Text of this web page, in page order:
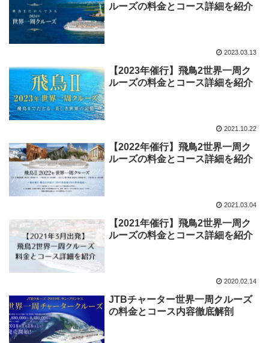
ルーズの料金とコース詳細を紹介
2023.03.13
【2023年催行】飛鳥2世界一周ク
ルーズの料金とコース詳細を紹介
2021.10.22
【2022年催行】飛鳥2世界一周ク
ルーズの料金とコース詳細を紹介
2021.03.04
【2021年催行】飛鳥2世界一周ク
ルーズの料金とコース詳細を紹介
2020.02.14
JTBチャーター世界一周クルーズ
の料金とコース内容徹底解剖